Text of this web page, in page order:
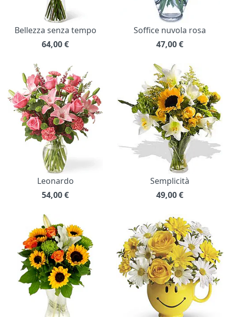
Bellezza senza tempo
64,00€
Soffice nuvola rosa
47,00€
Leonardo
54,00€
Semplicità
49,00€